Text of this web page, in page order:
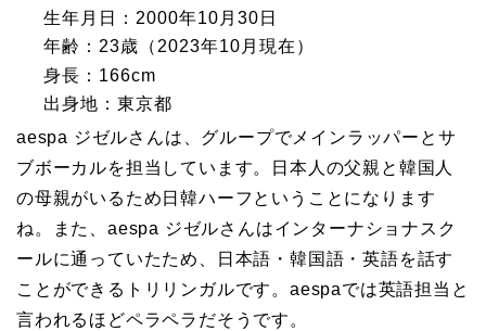
生年月日：2000年10月30日
年齢：23歳（2023年10月現在）
身長：166cm
出身地：東京都
aespa ジゼルさんは、グループでメインラッパーとサ
ブボーカルを担当しています。日本人の父親と韓国人
の母親がいるため日韓ハーフということになります
ね。また、aespa ジゼルさんはインターナショナスク
ールに通っていたため、日本語・韓国語・英語を話す
ことができるトリリンガルです。aespaでは英語担当と
言われるほどペラペラだそうです。